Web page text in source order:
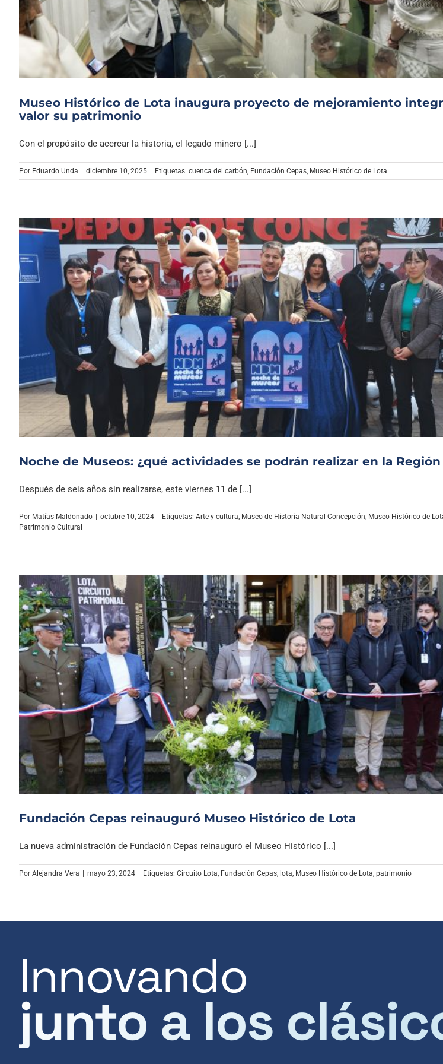
Archivo Sonoro
Museo Histórico de Lota inaugura proyecto de mejoramiento
valor su patrimonio
Con el propósito de acercar la historia, el legado minero [...]
Por Eduardo Unda diciembre 10, 2025 Etiquetas: cuenca del carbón, Fundación Cepas, Museo Histórico de Lota
Noche de Museos: ¿qué actividades se podrán realizar en la
Después de seis años sin realizarse, este viernes 11 de [...]
Por Matías Maldonado octubre 10, 2024 Etiquetas: Arte y cultura, Museo de Historia Natural Concepción, Museo Histórico de
Patrimonio Cultural
Fundación Cepas reinauguró Museo Histórico de Lota
La nueva administración de Fundación Cepas reinauguró el Museo Histórico [...]
Por Alejandra Vera | mayo 23, 2024 | Etiquetas: Circuito Lota Fundación Cepas lota Museo Histórico de Lota patrimonio
Innovando
junto a los